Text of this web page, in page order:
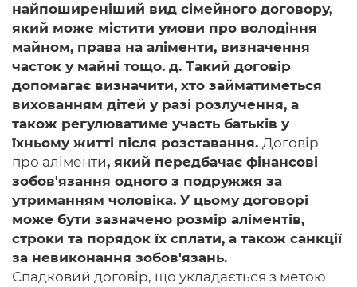
найпоширеніший вид сімейного договору,
який може містити умови про володіння
майном, права на аліменти, визначення
часток у майні тощо. д. Такий договір
допомагає визначити, хто займатиметься
вихованням дітей у разі розлучення, а
також регулюватиме участь батьків у
їхньому житті після розставання. Договір
про аліменти, який передбачає фінансові
зобов'язання одного з подружжя за
утриманням чоловіка. У цьому договорі
може бути зазначено розмір аліментів,
строки та порядок їх сплати, а також санкції
за невиконання зобов'язань.
Спадковий договір, що укладається з метою